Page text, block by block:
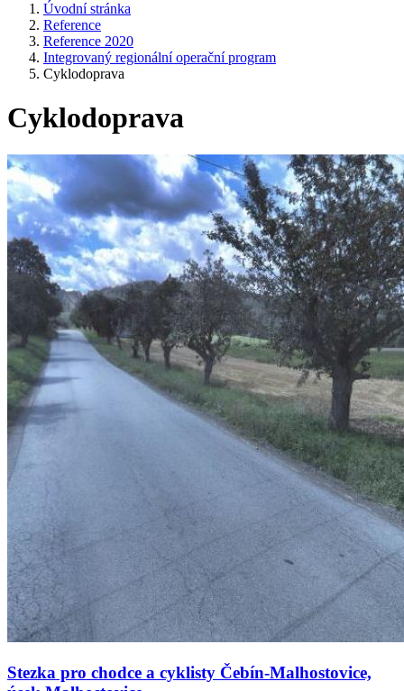
Úvodní stránka
Reference
Reference 2020
Integrovaný regionální operační program
Cyklodoprava
Cyklodoprava
Stezka pro chodce a cyklisty Čebín-Malhostovice,